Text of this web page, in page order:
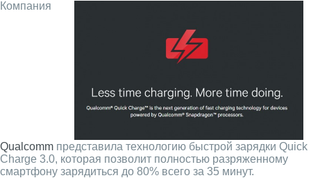
Компания
Qualcomm представила технологию быстрой зарядки Quick
Charge 3.0, которая позволит полностью разряженному
смартфону зарядиться до 80% всего за 35 минут.